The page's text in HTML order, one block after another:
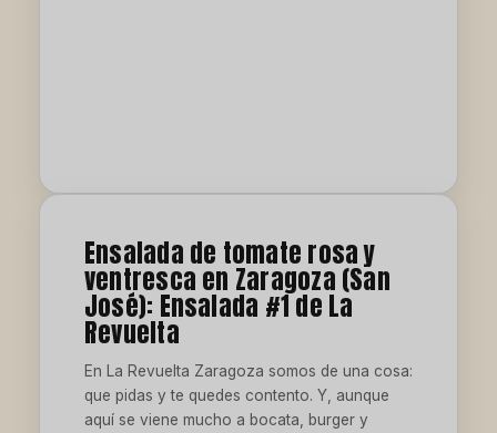
Ensalada de tomate rosa y
ventresca en Zaragoza (San
José): Ensalada #1 de La
Revuelta
En La Revuelta Zaragoza somos de una cosa:
que pidas y te quedes contento. Y, aunque
aquí se viene mucho a bocata, burger y